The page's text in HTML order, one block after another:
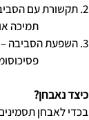
2. תקשורת עם הסביבה – תסמינים גופניים לעיתים מהווים דרך לא מודעת לבקש תשומת לב,
תמיכה או
3. השפעת הסביבה – לחצים בבית, בבית הספר או בקבוצת השווים יכולים לעורר תגובות
כיצד נאבחן?
בכדי לאבחן